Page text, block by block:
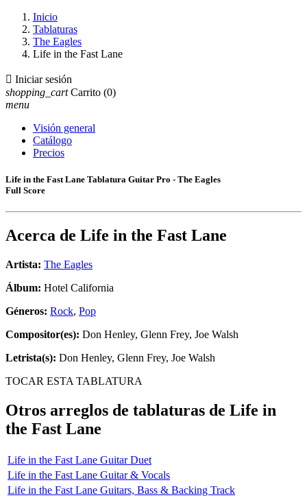
Inicio
Tablaturas
The Eagles
Life in the Fast Lane
 Iniciar sesión
shopping_cart Carrito (0)
menu
Visión general
Catálogo
Precios
Life in the Fast Lane Tablatura Guitar Pro - The Eagles
Full Score
Acerca de Life in the Fast Lane
Artista: The Eagles
Álbum: Hotel California
Géneros: Rock, Pop
Compositor(es): Don Henley, Glenn Frey, Joe Walsh
Letrista(s): Don Henley, Glenn Frey, Joe Walsh
TOCAR ESTA TABLATURA
Otros arreglos de tablaturas de Life in
the Fast Lane
Life in the Fast Lane Guitar Duet
Life in the Fast Lane Guitar & Vocals
Life in the Fast Lane Guitars, Bass & Backing Track